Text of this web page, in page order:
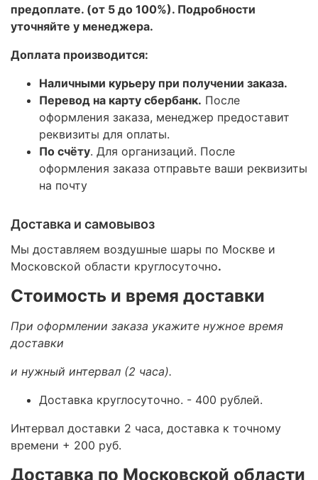
предоплате. (от 5 до 100%). Подробности
уточняйте у менеджера.
Доплата производится:
Наличными курьеру при получении заказа.
Перевод на карту сбербанк. После
оформления заказа, менеджер предоставит
реквизиты для оплаты.
По счёту. Для организаций. После
оформления заказа отправьте ваши реквизиты
на почту
Доставка и самовывоз
Мы доставляем воздушные шары по Москве и
Московской области круглосуточно.
Стоимость и время доставки
При оформлении заказа укажите нужное время
доставки
и нужный интервал (2 часа).
Доставка круглосуточно. - 400 рублей.
Интервал доставки 2 часа, доставка к точному
времени + 200 руб.
Доставка по Московской области